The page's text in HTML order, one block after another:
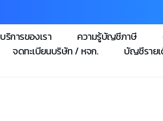
บริการของเรา ความรู้บัญชีภาษี
จดทะเบียนบริษัท / หจก. บัญชีราย